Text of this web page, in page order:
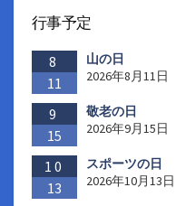
行事予定
8
11
山の日
2026年8月11日
9
15
敬老の日
2026年9月15日
10
13
スポーツの日
2026年10月13日